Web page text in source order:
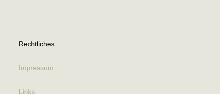
Rechtliches
Impressum
Links